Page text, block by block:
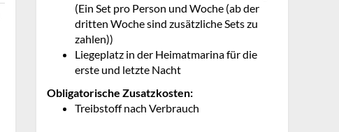
(Ein Set pro Person und Woche (ab der
dritten Woche sind zusätzliche Sets zu
zahlen))
Liegeplatz in der Heimatmarina für die
erste und letzte Nacht
Obligatorische Zusatzkosten:
Treibstoff nach Verbrauch